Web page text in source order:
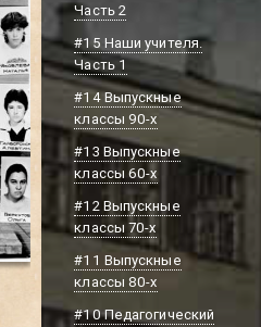
Часть 2
#15 Наши учителя.
Часть 1
#14 Выпускные
классы 90-х
#13 Выпускные
классы 60-х
#12 Выпускные
классы 70-х
#11 Выпускные
классы 80-х
#10 Педагогический